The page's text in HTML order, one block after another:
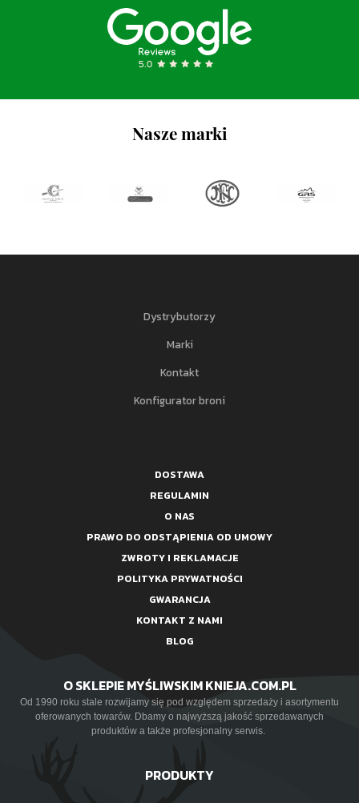
Nasze marki
Dystrybutorzy
Marki
Kontakt
Konfigurator broni
DOSTAWA
REGULAMIN
O NAS
PRAWO DO ODSTĄPIENIA OD UMOWY
ZWROTY I REKLAMACJE
POLITYKA PRYWATNOŚCI
GWARANCJA
KONTAKT Z NAMI
BLOG
O SKLEPIE MYŚLIWSKIM KNIEJA.COM.PL
Od 1990 roku stale rozwijamy się pod względem sprzedaży i asortymentu
oferowanych towarów. Dbamy o najwyższą jakość sprzedawanych
produktów a także profesjonalny serwis.
PRODUKTY